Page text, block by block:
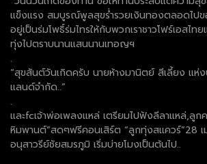
แข็งแรง สมบูรณ์พูลสุขร่ำรวยเงินทองตลอดไปข
อยู่เป็นร่มโพธิ์ร่มไทรให้กับพวกเราชาวโฟร์เอสไท
ทุ่งไปตราบนานแสนนานเทอญฯ
.
“สุขสันต์วันเกิดครับ นายห้างมานิตย์ สีเลี้ยง แห่ง
แลนด์จำกัด..”
.
และfcเจ้าพ่อเพลงแหล่ เตรียมไปฟังลีลาแหล่,ลู
หิมพานต์”สดๆฟรีคอนเสิร์ต “ลูกทุ่งสแควร์”28 เ
อนุสาวรีย์ชัยสมรภูมิ เริ่มบ่ายโมงเป็นต้นไป..